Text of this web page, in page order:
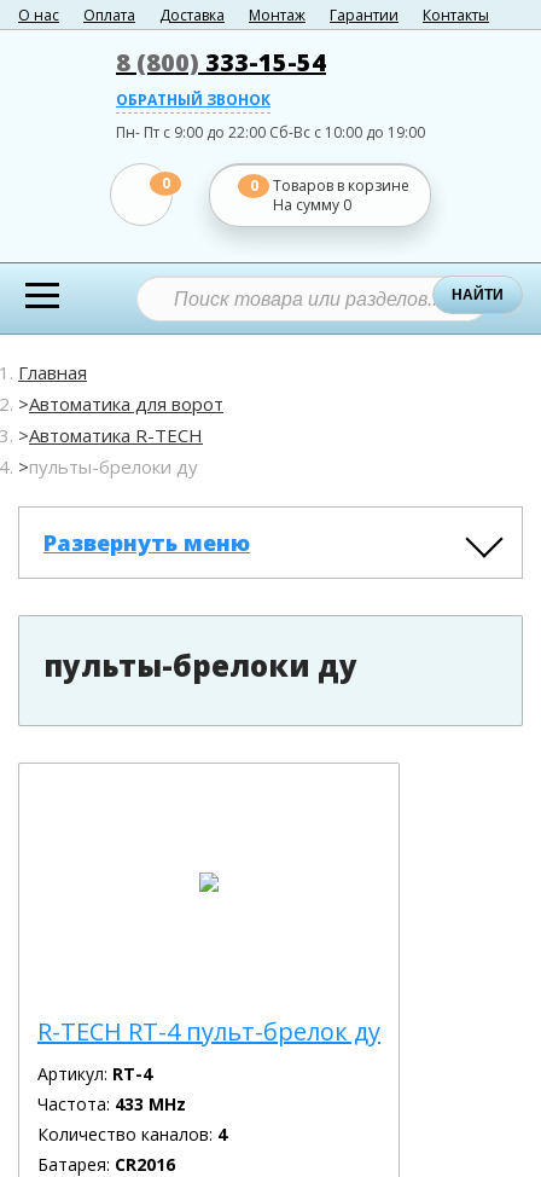
О нас Оплата Доставка Монтаж Гарантии Контакты
8 (800) 333-15-54
ОБРАТНЫЙ ЗВОНОК
Пн- Пт с 9:00 до 22:00 Сб-Вс с 10:00 до 19:00
0 0
Товаров в корзине
На сумму 0
НАЙТИ
Главная
Автоматика для ворот
Автоматика R-TECH
пульты-брелоки ду
Развернуть меню
пульты-брелоки ду
R-TECH RT-4 пульт-брелок ду
Артикул: RT-4
Частота: 433 MHz
Количество каналов: 4
Батарея: CR2016